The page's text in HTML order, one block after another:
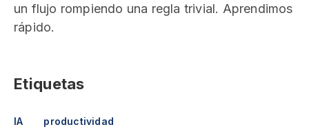
un flujo rompiendo una regla trivial. Aprendimos
rápido.
Etiquetas
IA productividad